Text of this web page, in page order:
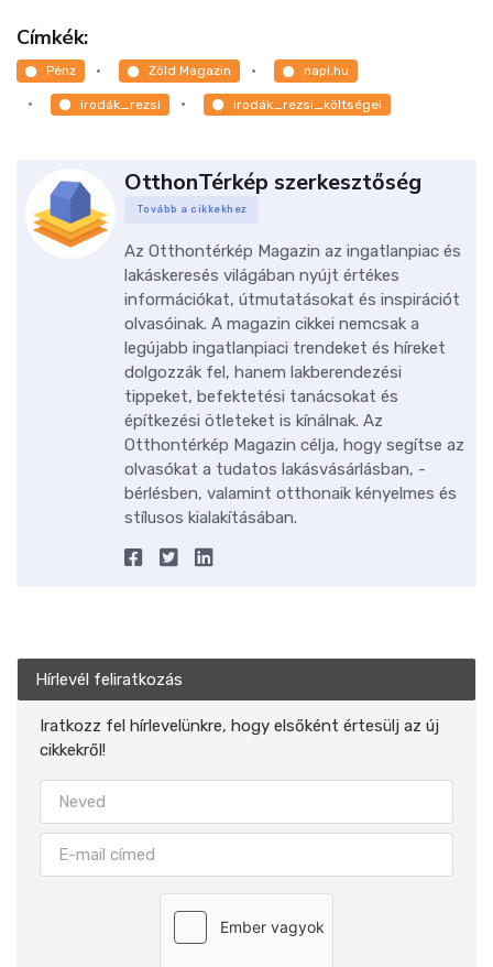
Címkék:
Pénz Zöld Magazin napi.hu
irodák_rezsi irodák_rezsi_költségei
OtthonTérkép szerkesztőség
Tovább a cikkekhez
Az Otthontérkép Magazin az ingatlanpiac és
lakáskeresés világában nyújt értékes
információkat, útmutatásokat és inspirációt
olvasóinak. A magazin cikkei nemcsak a
legújabb ingatlanpiaci trendeket és híreket
dolgozzák fel, hanem lakberendezési
tippeket, befektetési tanácsokat és
építkezési ötleteket is kínálnak. Az
Otthontérkép Magazin célja, hogy segítse az
olvasókat a tudatos lakásvásárlásban, -
bérlésben, valamint otthonaik kényelmes és
stílusos kialakításában.
Hírlevél feliratkozás
Iratkozz fel hírlevelünkre, hogy elsőként értesülj az új
cikkekről!